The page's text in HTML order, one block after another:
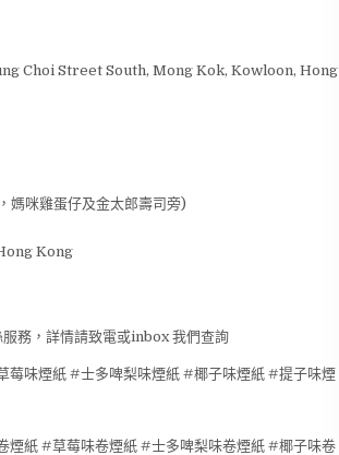
Choi Street South, Mong Kok, Kowloon, Hong
媽咪雞蛋仔及金太郎壽司旁)
Kong
務，詳情請致電或inbox 我們查詢
莓味煙紙 #士多啤梨味煙紙 #椰子味煙紙 #提子味煙
煙紙 #草莓味卷煙紙 #士多啤梨味卷煙紙 #椰子味卷